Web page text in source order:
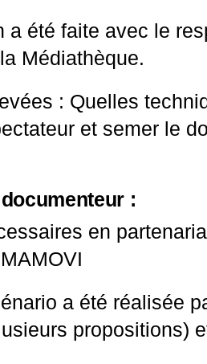
a été faite avec le
Médiathèque.
: Quelles
et semer le
:
en
a été réalisée
propositions)